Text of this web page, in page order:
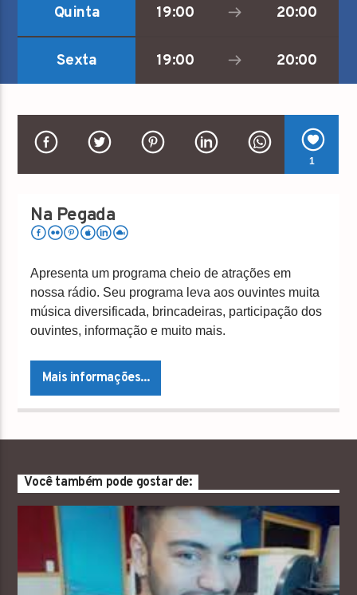
Quinta 19:00 20:00
Sexta 19:00 20:00
1
Na Pegada
Apresenta um programa cheio de atrações em
nossa rádio. Seu programa leva aos ouvintes muita
música diversificada, brincadeiras, participação dos
ouvintes, informação e muito mais.
Mais informações...
Você também pode gostar de: